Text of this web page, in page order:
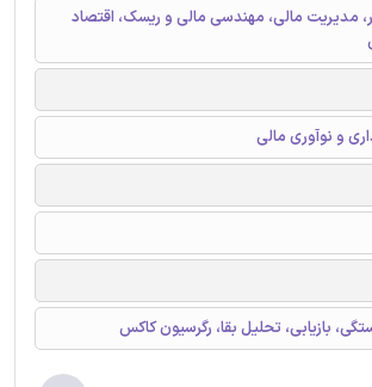
مدیریت مالی، مهندسی مالی و ریسک، اقتصاد
و نوآوری مالی
بازیابی، تحلیل بقا، رگرسیون کاکس